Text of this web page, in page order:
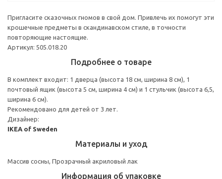
Пригласите сказочных гномов в свой дом. Привлечь их помогут эти
крошечные предметы в скандинавском стиле, в точности
повторяющие настоящие.
Артикул: 505.018.20
Подробнее о товаре
В комплект входит: 1 дверца (высота 18 см, ширина 8 см), 1
почтовый ящик (высота 5 см, ширина 4 см) и 1 стульчик (высота 6,5,
ширина 6 см).
Рекомендовано для детей от 3 лет.
Дизайнер:
IKEA of Sweden
Материалы и уход
Массив сосны, Прозрачный акриловый лак
Информация об упаковке